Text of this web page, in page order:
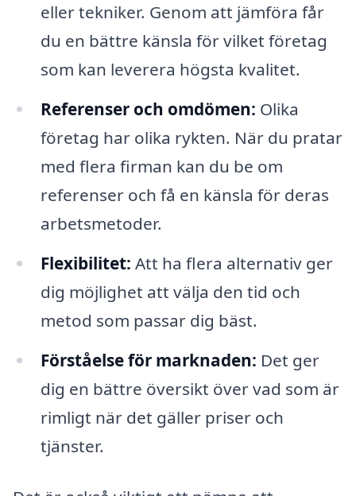
eller tekniker. Genom att jämföra får
du en bättre känsla för vilket företag
som kan leverera högsta kvalitet.
Referenser och omdömen: Olika
företag har olika rykten. När du pratar
med flera firman kan du be om
referenser och få en känsla för deras
arbetsmetoder.
Flexibilitet: Att ha flera alternativ ger
dig möjlighet att välja den tid och
metod som passar dig bäst.
Förståelse för marknaden: Det ger
dig en bättre översikt över vad som är
rimligt när det gäller priser och
tjänster.